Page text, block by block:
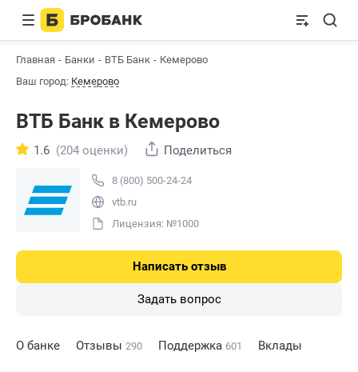
Главная Банки ВТБ Банк
Кемерово
Ваш город: Кемерово
ВТБ Банк в Кемерово
8 (800) 500-24-24
vtb.ru
Лицензия: №1000
1.6 (204 оценки) Поделиться
Написать отзыв
Задать вопрос
О банке Отзывы 290 Поддержка 601 Вклады